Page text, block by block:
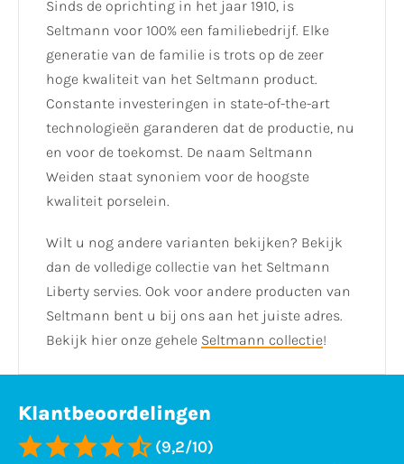
Sinds de oprichting in het jaar 1910, is
Seltmann voor 100% een familiebedrijf. Elke
generatie van de familie is trots op de zeer
hoge kwaliteit van het Seltmann product.
Constante investeringen in state-of-the-art
technologieën garanderen dat de productie, nu
en voor de toekomst. De naam Seltmann
Weiden staat synoniem voor de hoogste
kwaliteit porselein.
Wilt u nog andere varianten bekijken? Bekijk
dan de volledige collectie van het Seltmann
Liberty servies. Ook voor andere producten van
Seltmann bent u bij ons aan het juiste adres.
Bekijk hier onze gehele Seltmann collectie!
Klantbeoordelingen
(9,2/10)